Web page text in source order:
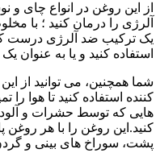
از این روغن در انواع چای و
آلرژی را درمان کنید ؛ با
یک ترکیب ضد آلرژی درست
استفاده کنید و یا به عنوان
شما همچنین، می توانید از
کننده استفاده کنید تا هوا را
هایی که توسط حشرات و
کنید.این روغن را با هر روغن
پشت، سوراخ های بینی و